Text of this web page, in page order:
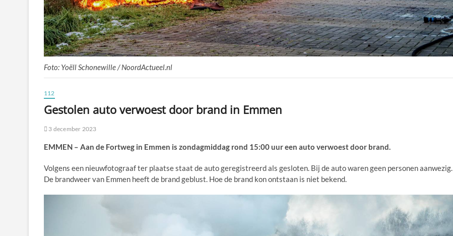
Foto: Yoëll Schonewille / NoordActueel.nl
112
Gestolen auto verwoest door brand in Emmen
3 december 2023
EMMEN – Aan de Fortweg in Emmen is zondagmiddag rond 15:00 uur een auto verwoest door brand.
Volgens een nieuwfotograaf ter plaatse staat de auto geregistreerd als gesloten. Bij de auto waren geen personen aanwezig.
De brandweer van Emmen heeft de brand geblust. Hoe de brand kon ontstaan is niet bekend.